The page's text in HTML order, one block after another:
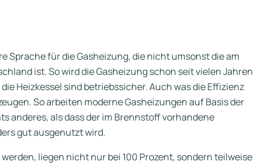
Sprache für die Gasheizung, die nicht umsonst die am
ist. So wird die Gasheizung schon seit vielen Jahren
Heizkessel sind betriebssicher. Auch was die Effizienz
So arbeiten moderne Gasheizungen auf Basis der
anderes, als dass der im Brennstoff vorhandene
gut ausgenutzt wird.
liegen nicht nur bei 100 Prozent, sondern teilweise